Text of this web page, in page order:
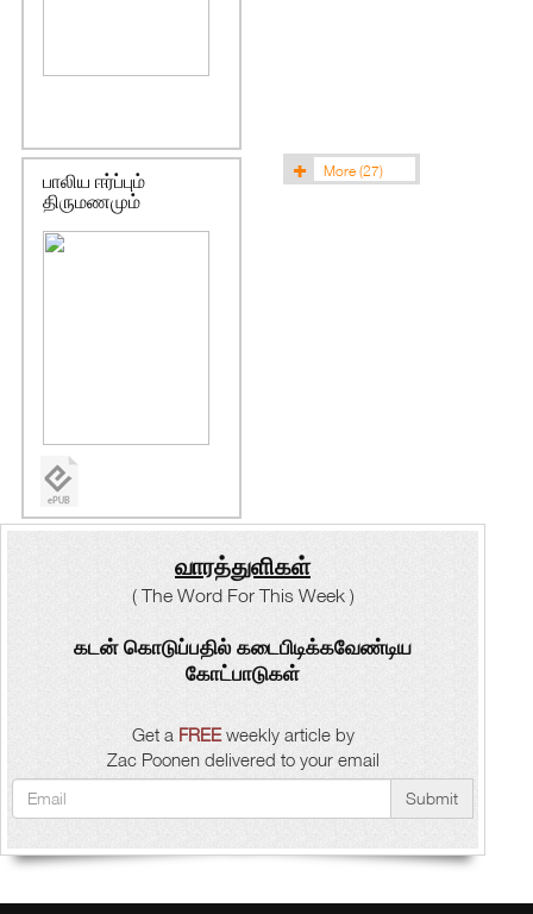
பாலிய ஈர்ப்பும்
திருமணமும்
More (27)
வாரத்துளிகள்
( The Word For This Week )
கடன் கொடுப்பதில் கடைபிடிக்கவேண்டிய
கோட்பாடுகள்
Get a FREEweekly article by
Zac Poonen delivered to your email
Submit